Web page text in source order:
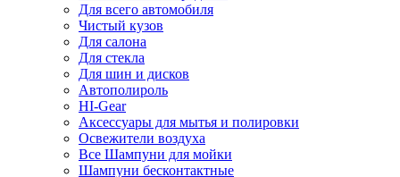
Для всего автомобиля
Чистый кузов
Для салона
Для стекла
Для шин и дисков
Автополироль
HI-Gear
Аксессуары для мытья и полировки
Освежители воздуха
Все Шампуни для мойки
Шампуни бесконтактные